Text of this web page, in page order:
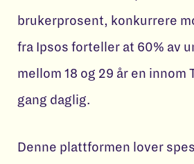
brukerprosent, konkurrere
fra Ipsos forteller at 60% av
mellom 18 og 29 år en innom
gang daglig.
Denne plattformen lover